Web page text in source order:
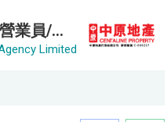
全職/兼職持牌營業員/持牌地產代理 (長沙灣/將軍澳/油塘)
Limited